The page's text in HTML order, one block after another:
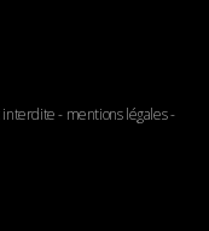
interdite - mentions légales-